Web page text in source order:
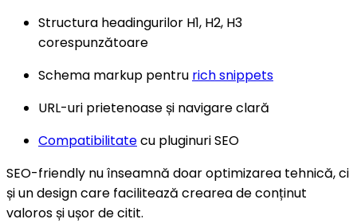
Structura headingurilor H1, H2, H3
corespunzătoare
Schema markup pentru rich snippets
URL-uri prietenoase și navigare clară
Compatibilitatecu pluginuri SEO
SEO-friendly nu înseamnă doar optimizarea tehnică, ci
și un design care facilitează crearea de conținut
valoros și ușor de citit.